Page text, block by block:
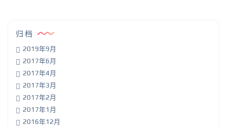
归档
2019年9月
2017年6月
2017年4月
2017年3月
2017年2月
2017年1月
2016年12月